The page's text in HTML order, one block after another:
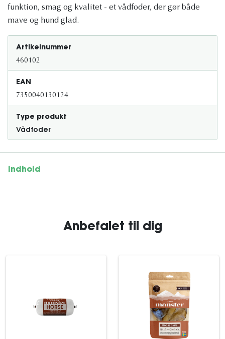
funktion, smag og kvalitet - et vådfoder, der gør både
mave og hund glad.
Artikelnummer
460102
EAN
7350040130124
Type produkt
Vådfoder
Indhold
Anbefalet til dig